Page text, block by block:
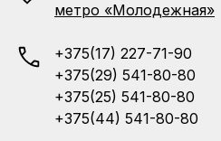
метро «Молодежная»
+375(17) 227-71-90
+375(29) 541-80-80
+375(25) 541-80-80
+375(44) 541-80-80